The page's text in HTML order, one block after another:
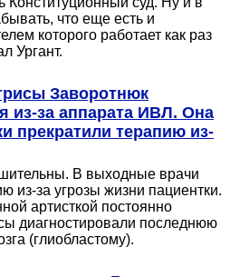
что еще есть и
которого работает как раз
Ургант.
Заворотнюк
из-за аппарата ИВЛ. Она
прекратили терапию из-
В выходные врачи
из-за угрозы жизни пациентки.
артисткой постоянно
диагностировали последнюю
(глиобластому).